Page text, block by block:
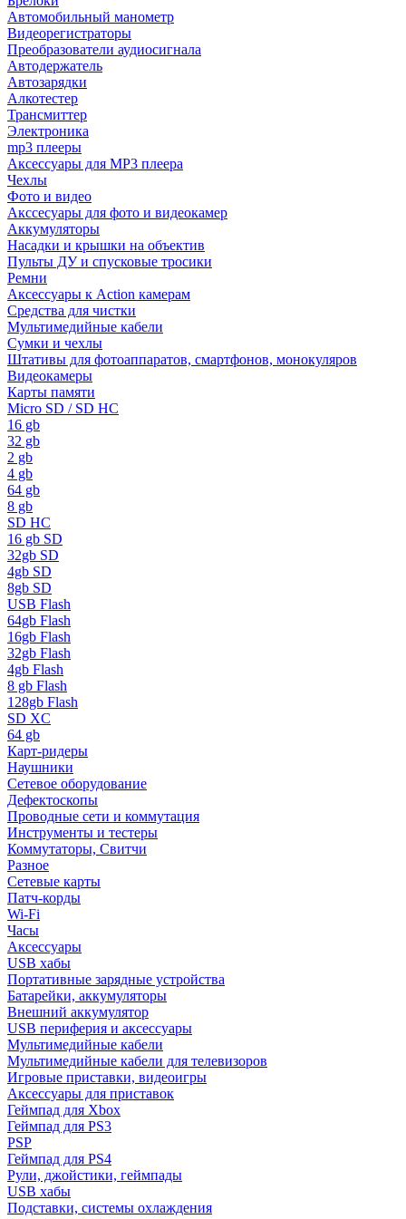
Автомобильный манометр
Видеорегистраторы
Преобразователи аудиосигнала
Автодержатель
Автозарядки
Алкотестер
Трансмиттер
Электроника
mp3 плееры
Аксессуары для MP3 плеера
Чехлы
Фото и видео
Акссесуары для фото и видеокамер
Аккумуляторы
Насадки и крышки на объектив
Пульты ДУ и спусковые тросики
Ремни
Аксессуары к Action камерам
Средства для чистки
Мультимедийные кабели
Сумки и чехлы
Штативы для фотоаппаратов, смартфонов, монокуляров
Видеокамеры
Карты памяти
Micro SD / SD HC
16 gb
32 gb
2 gb
4 gb
64 gb
8 gb
SD HC
16 gb SD
32gb SD
4gb SD
8gb SD
USB Flash
64gb Flash
16gb Flash
32gb Flash
4gb Flash
8 gb Flash
128gb Flash
SD XC
64 gb
Карт-ридеры
Наушники
Сетевое оборудование
Дефектоскопы
Проводные сети и коммутация
Инструменты и тестеры
Коммутаторы, Свитчи
Разное
Сетевые карты
Патч-корды
Wi-Fi
Часы
Аксессуары
USB хабы
Портативные зарядные устройства
Батарейки, аккумуляторы
Внешний аккумулятор
USB периферия и аксессуары
Мультимедийные кабели
Мультимедийные кабели для телевизоров
Игровые приставки, видеоигры
Аксессуары для приставок
Геймпад для Xbox
Геймпад для PS3
PSP
Геймпад для PS4
Рули, джойстики, геймпады
USB хабы
Подставки, системы охлаждения